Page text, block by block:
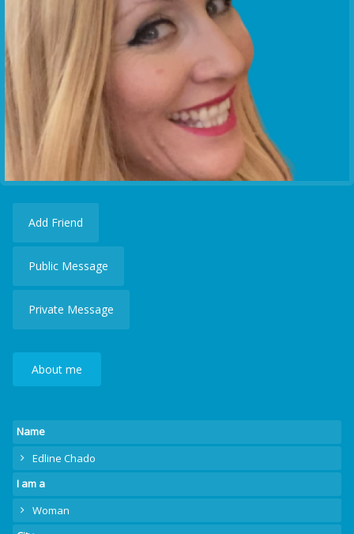
Add Friend
Public Message
Private Message
About me
Name
Edline Chado
I am a
Woman